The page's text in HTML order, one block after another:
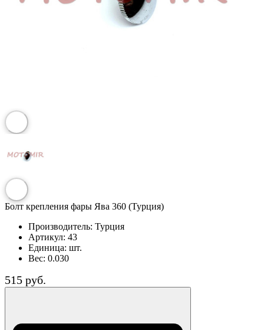
Болт крепления фары Ява 360 (Турция)
Производитель: Турция
Артикул: 43
Единица: шт.
Вес: 0.030
515 руб.